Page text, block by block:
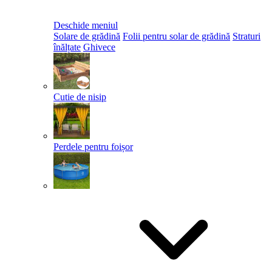
Deschide meniul
Solare de grădină Folii pentru solar de grădină Straturi
înălțate Ghivece
Cutie de nisip
Perdele pentru foișor